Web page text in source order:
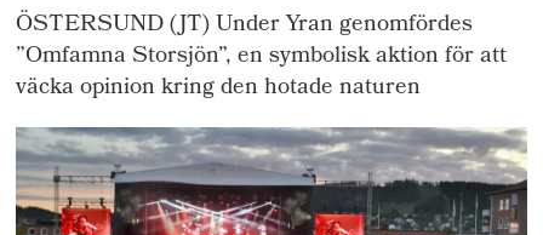
ÖSTERSUND (JT) Under Yran genomfördes
”Omfamna Storsjön”, en symbolisk aktion för att
väcka opinion kring den hotade naturen